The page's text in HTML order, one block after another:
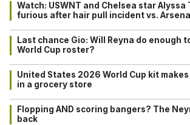
Watch: USWNT and Chelsea star Alyssa
furious after hair pull incident vs. Arsenal
Last chance Gio: Will Reyna do enough
World Cup roster?
United States 2026 World Cup kit
in a grocery store
Flopping AND scoring bangers? The
back